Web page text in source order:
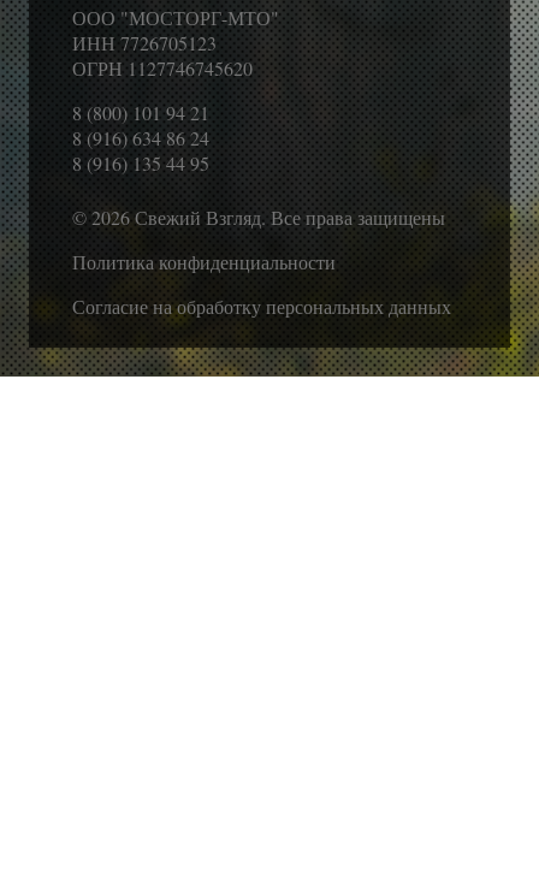
ООО "МОСТОРГ-МТО"
ИНН 7726705123
ОГРН 1127746745620
8 (800) 101 94 21
8 (916) 634 86 24
8 (916) 135 44 95
© 2026 Свежий Взгляд. Все права защищены
Политика конфиденциальности
Согласие на обработку персональных данных